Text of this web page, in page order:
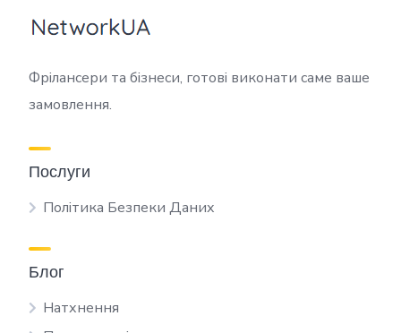
Фрілансери та бізнеси, готові виконати саме ваше
замовлення.
Послуги
Політика Безпеки Даних
Блог
Натхнення